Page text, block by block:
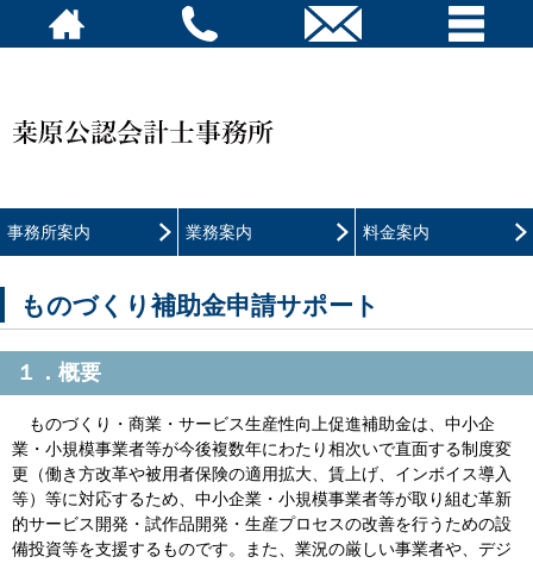
事務所案内 業務案内 料金案内
ものづくり補助金申請サポート
１．概要
ものづくり・商業・サービス生産性向上促進補助金は、中小企
業・小規模事業者等が今後複数年にわたり相次いで直面する制度変
更（働き方改革や被用者保険の適用拡大、賃上げ、インボイス導入
等）等に対応するため、中小企業・小規模事業者等が取り組む革新
的サービス開発・試作品開発・生産プロセスの改善を行うための設
備投資等を支援するものです。また、業況の厳しい事業者や、デジ